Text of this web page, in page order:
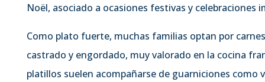
Noël, asociado a ocasiones festivas y celebraciones
Como plato fuerte, muchas familias optan por
castrado y engordado, muy valorado en la cocina
platillos suelen acompañarse de guarniciones como